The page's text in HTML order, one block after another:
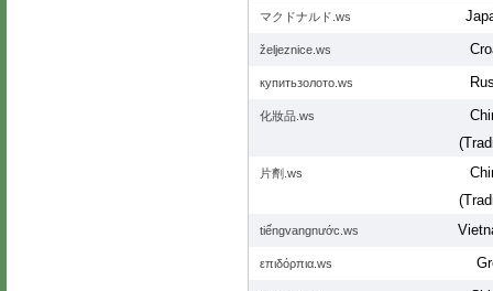
マクドナルド.ws
željeznice.ws
купитьзолото.ws
化妝品.ws
片劑.ws
tiếngvangnước.ws
επιδόρπια.ws